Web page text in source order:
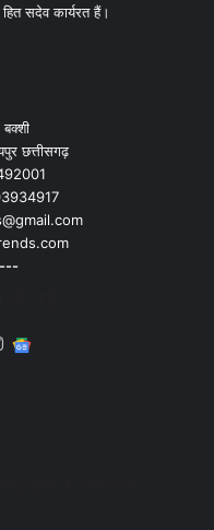
सदेव कार्यरत हैं।
छत्तीसगढ़
Instagram